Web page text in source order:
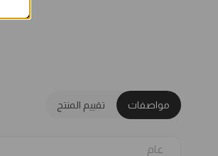
مواصفات تقييم المنتج
عام